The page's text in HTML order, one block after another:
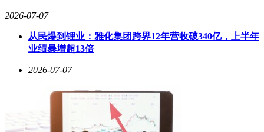
2026-07-07
从民爆到锂业：雅化集团跨界12年营收破340亿，上半年
业绩暴增超13倍
2026-07-07